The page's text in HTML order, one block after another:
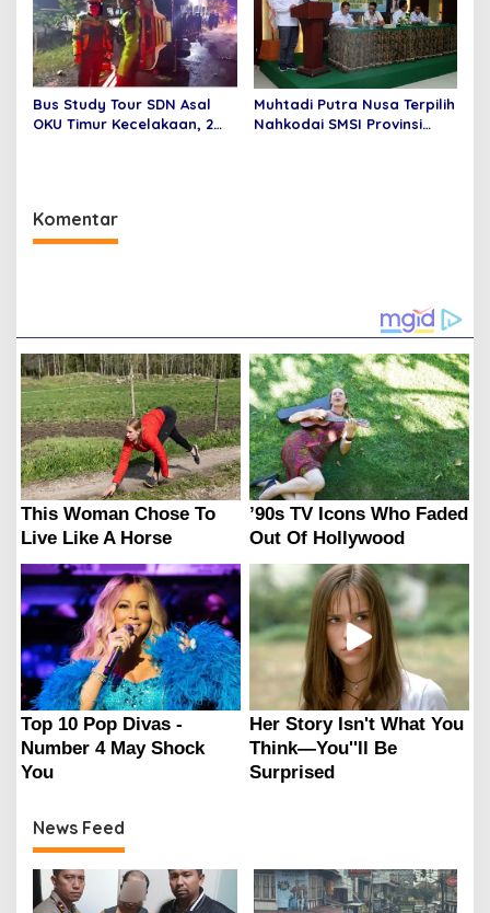
Bus Study Tour SDN Asal
OKU Timur Kecelakaan, 2
Muhtadi Putra Nusa Terpilih
Nahkodai SMSI Provinsi
Komentar
News Feed